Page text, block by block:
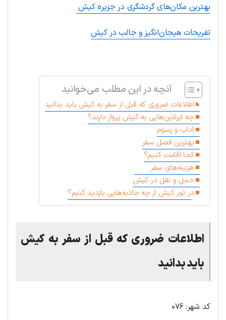
بهترین مکان‌های گردشگری در جزیره کیش
تفریحات هیجان‌انگیز و جالب در کیش
آنچه در این مطلب می‌خوانید
اطلاعات ضروری که قبل از سفر به کیش باید بدانید
چه ایرلاین‌هایی به کیش پرواز دارند؟
آداب و رسوم
بهترین فصل سفر
کجا اقامت کنیم؟
هزینه‌های سفر
حمل و نقل در کیش
در تور کیش از چه جاذبه‌هایی بازدید کنیم؟
اطلاعات ضروری که قبل از سفر به کیش
باید بدانید
کد شهر: ۰۷۶